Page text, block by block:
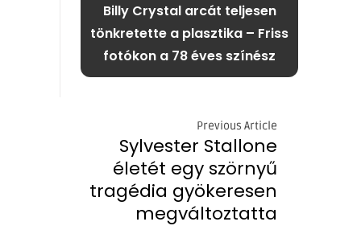
Billy Crystal arcát teljesen
tönkretette a plasztika – Friss
fotókon a 78 éves színész
Previous Article
Sylvester Stallone
életét egy szörnyű
tragédia gyökeresen
megváltoztatta